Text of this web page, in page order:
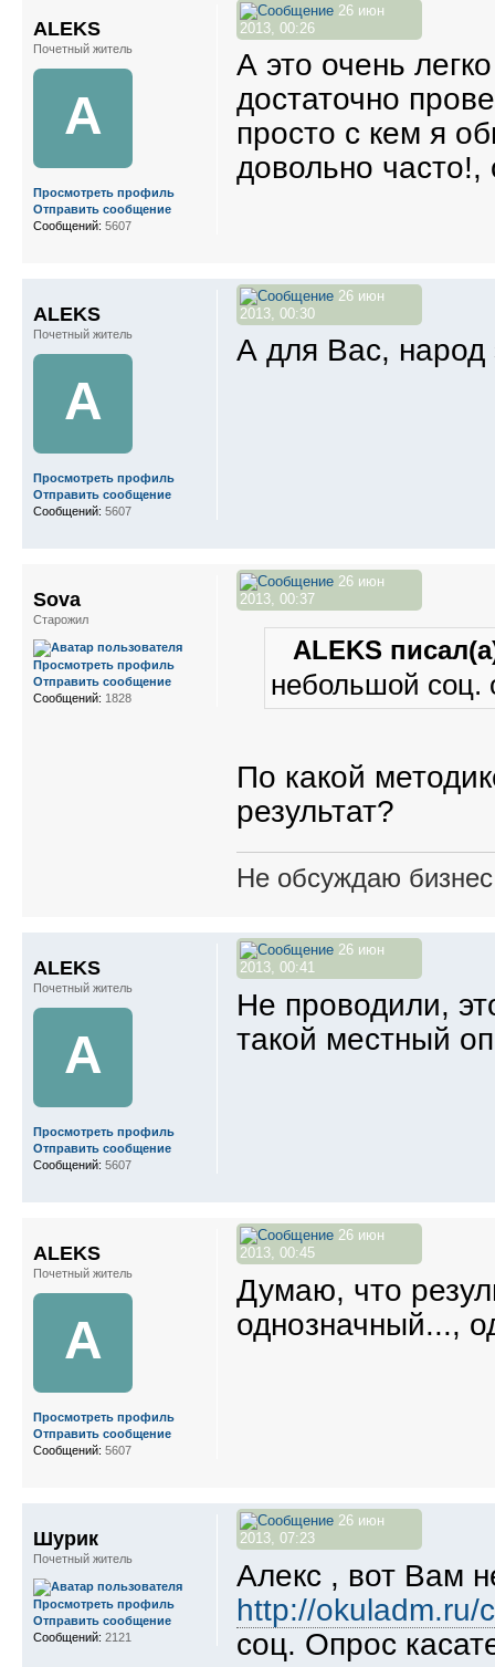
26 июн
2013, 00:26
А это очень
достаточно
просто с кем я
довольно
ALEKS
Почетный житель
A
Просмотреть профиль
Отправить сообщение
Сообщений: 5607
26 июн
2013, 00:30
А для Вас, народ
ALEKS
Почетный житель
A
Просмотреть профиль
Отправить сообщение
Сообщений: 5607
26 июн
2013, 00:37
ALEKS
небольшой соц.
По какой
результат?
Не обсуждаю
Sova
Старожил
Просмотреть профиль
Отправить сообщение
Сообщений: 1828
26 июн
2013, 00:41
Не проводили,
такой местный
ALEKS
Почетный житель
A
Просмотреть профиль
Отправить сообщение
Сообщений: 5607
26 июн
2013, 00:45
Думаю, что
однозначный...,
ALEKS
Почетный житель
A
Просмотреть профиль
Отправить сообщение
Сообщений: 5607
26 июн
2013, 07:23
Алекс , вот Вам
http://okuladm.ru/
соц. Опрос
Шурик
Почетный житель
Просмотреть профиль
Отправить сообщение
Сообщений: 2121